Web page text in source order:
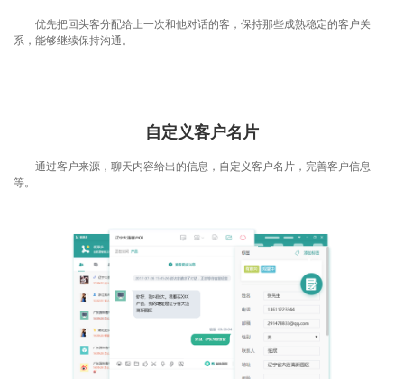
优先把回头客分配给上一次和他对话的客，保持那些成熟稳定的客户关
系，能够继续保持沟通。
自定义客户名片
通过客户来源，聊天内容给出的信息，自定义客户名片，完善客户信息
等。